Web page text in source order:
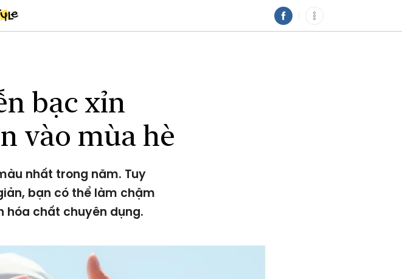
bạc xỉn
vào mùa hè
nhất trong năm. Tuy
bạn có thể làm chậm
hóa chất chuyên dụng.